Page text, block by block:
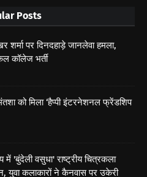
Posts
शर्मा पर दिनदहाड़े जानलेवा हमला,
कॉलेज भर्ती
को मिला ‘हैप्पी इंटरनेशनल फ्रेंडशिप
में 'बुंदेली वसुधा' राष्ट्रीय चित्रकला
युवा कलाकारों ने कैनवास पर उकेरी